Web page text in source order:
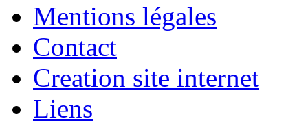
Mentions légales
Contact
Creation site internet
Liens